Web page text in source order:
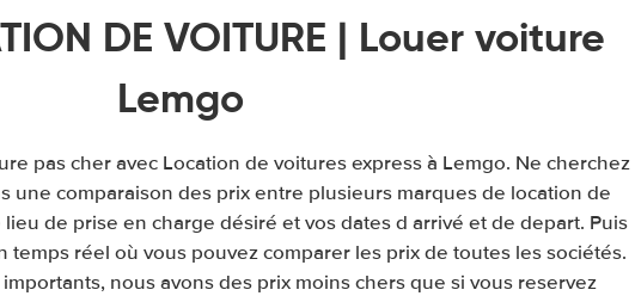
DE VOITURE | Louer voiture
Lemgo
pas cher avec Location de voitures express à Lemgo. Ne cherchez
une comparaison des prix entre plusieurs marques de location de
de prise en charge désiré et vos dates d arrivé et de depart. Puis
temps réel où vous pouvez comparer les prix de toutes les sociétés.
nous avons des prix moins chers que si vous reservez